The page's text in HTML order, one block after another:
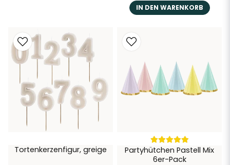
IN DEN WARENKORB
Tortenkerzenfigur, greige
Partyhütchen Pastell Mix
6er-Pack